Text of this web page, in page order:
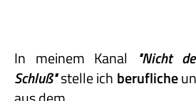
In meinem Kanal "Nicht
Schluß"stelle ich berufliche